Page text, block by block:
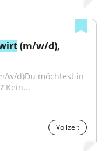
(m/w/d),
w/d)Du möchtest in
Kein...
Vollzeit